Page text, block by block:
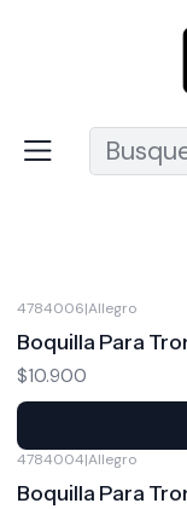
Recuerda
4784006|Allegro
Boquilla Para
$10.900
4784004|Allegro
Boquilla Para